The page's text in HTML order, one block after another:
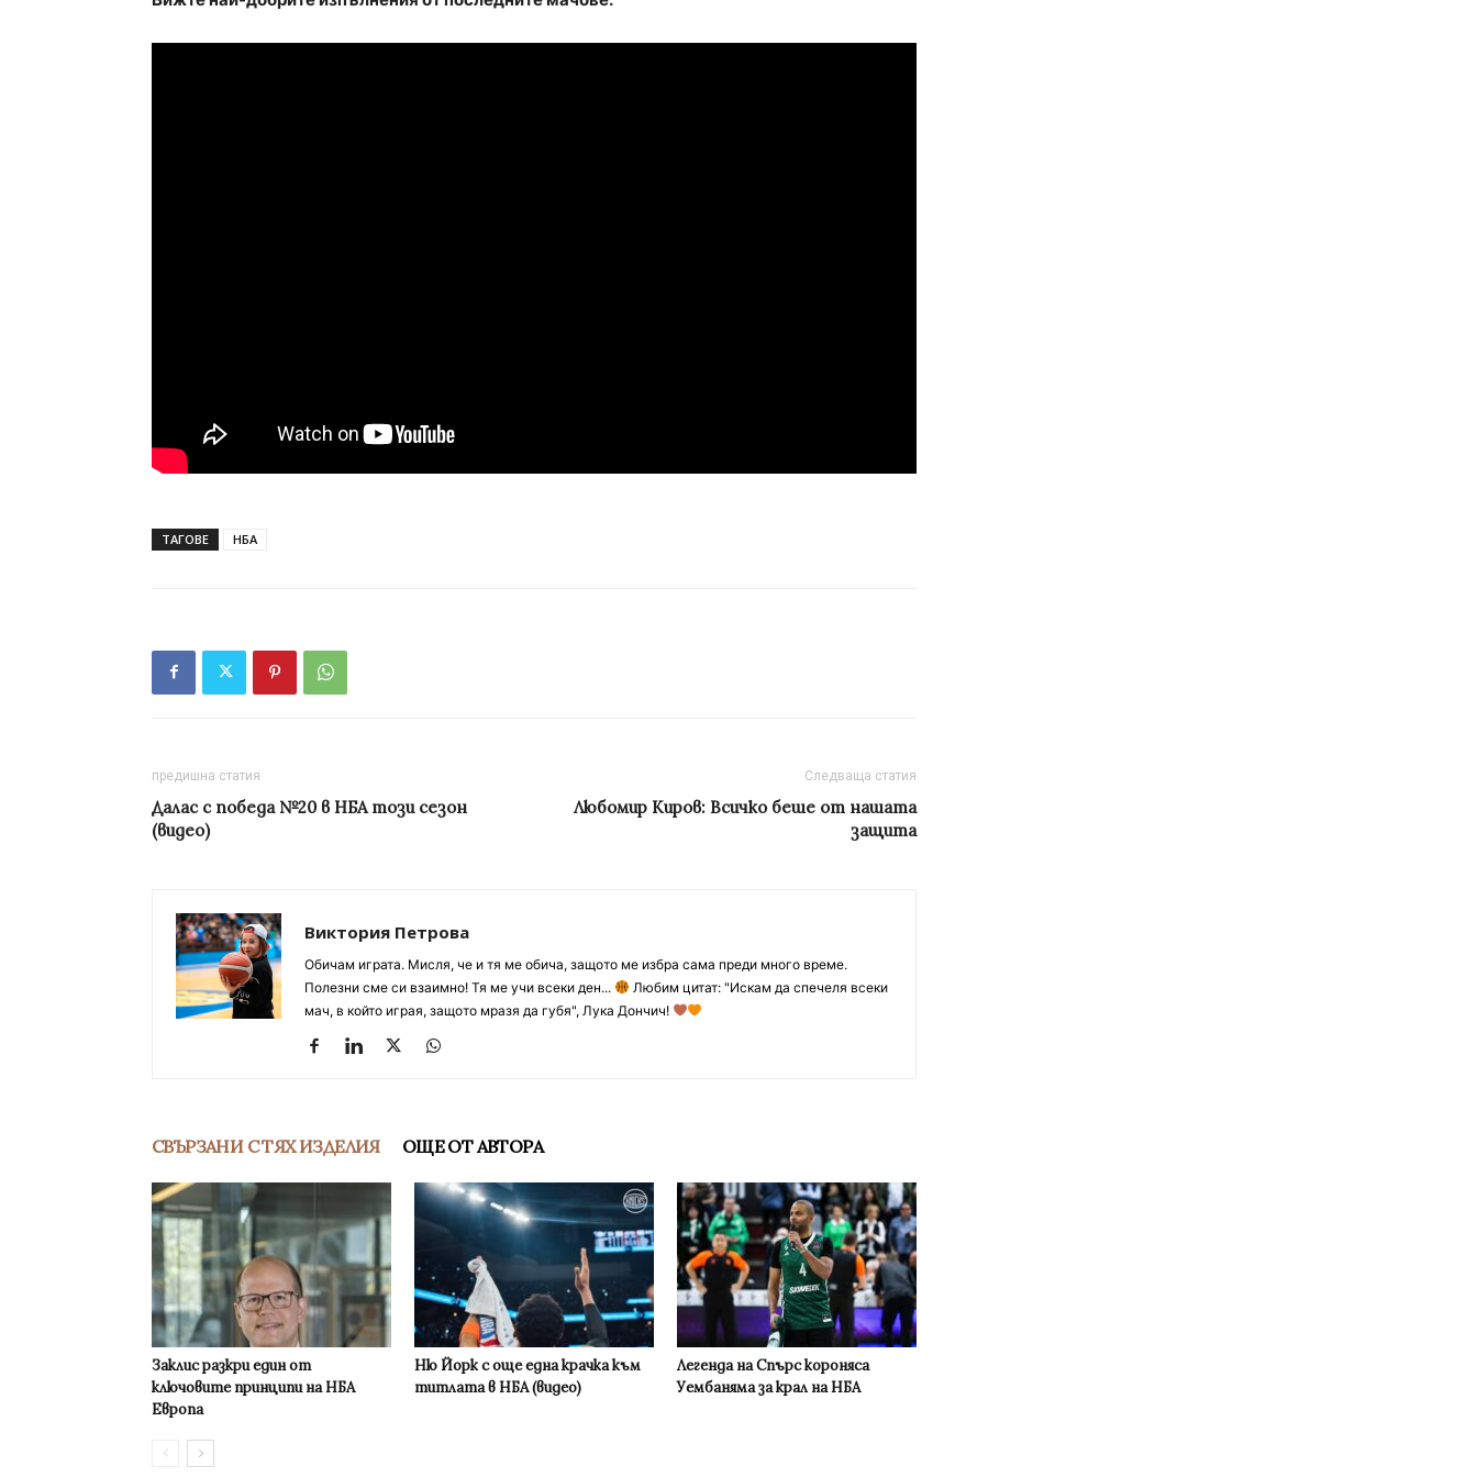
ТАГОВЕ НБА
предишна статия
Далас с победа №20 в НБА този сезон
(видео)
Следваща статия
Любомир Киров: Всичко беше от нашата
защита
Виктория Петрова
Обичам играта. Мисля, че и тя ме обича, защото ме избра сама преди много време.
Полезни сме си взаимно! Тя ме учи всеки ден...
Любим цитат: "Искам да спечеля всеки
мач, в който играя, защото мразя да губя", Лука Дончич!
СВЪРЗАНИ С ТЯХ ИЗДЕЛИЯ ОЩЕ ОТ АВТОРА
Заклис разкри един от
ключовите принципи на НБА
Европа
Ню Йорк с още една крачка към
титлата в НБА (видео)
Легенда на Спърс короняса
Уембаняма за крал на НБА